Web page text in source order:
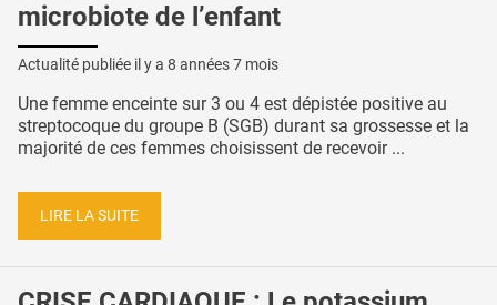
microbiote de l’enfant
Actualité publiée il y a 8 années 7 mois
Une femme enceinte sur 3 ou 4 est dépistée positive au
streptocoque du groupe B (SGB) durant sa grossesse et la
majorité de ces femmes choisissent de recevoir ...
LIRE LA SUITE